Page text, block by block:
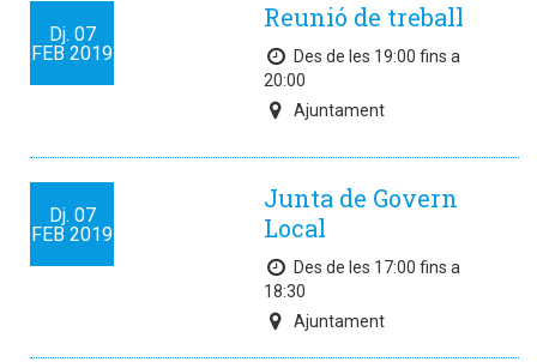
Dj. 07
FEB 2019
Reunió de treball
Des de les 19:00 fins a
20:00
Ajuntament
Dj. 07
FEB 2019
Junta de Govern
Local
Des de les 17:00 fins a
18:30
Ajuntament